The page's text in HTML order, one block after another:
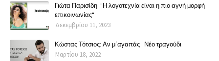
Γιώτα Παρισίδη: "Η λογοτεχνία είναι η πιο αγνή μορφή
επικοινωνίας"
Δεκεμβρίου 11, 2023
Κώστας Τότσιος: Αν μ΄αγαπάς | Νέο τραγούδι
Μαρτίου 18, 2022